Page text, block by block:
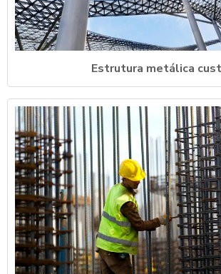
Estrutura metálica